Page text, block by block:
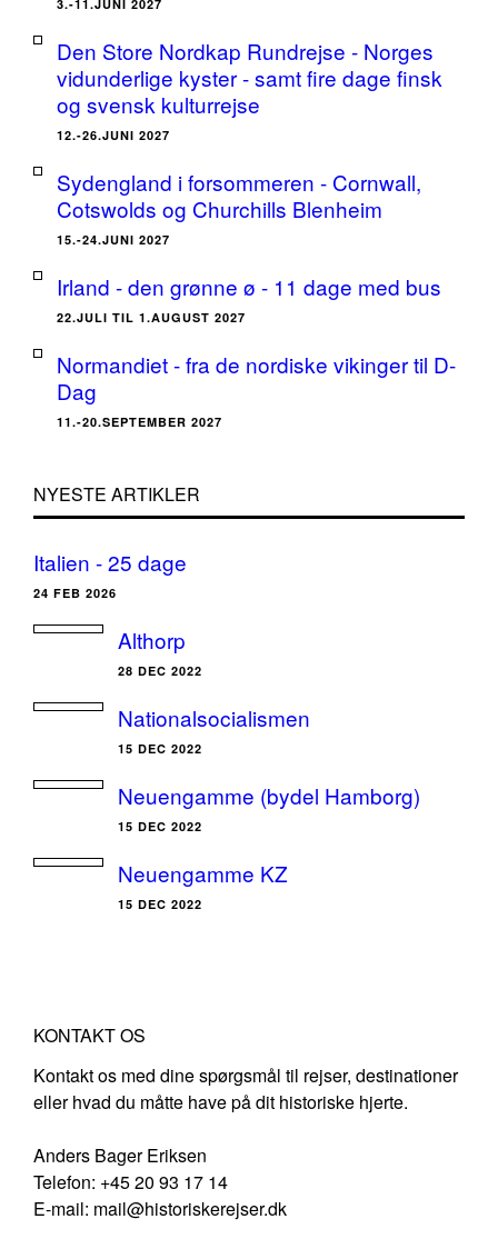
3.-11.JUNI 2027
Den Store Nordkap Rundrejse - Norges
vidunderlige kyster - samt fire dage finsk
og svensk kulturrejse
12.-26.JUNI 2027
Sydengland i forsommeren - Cornwall,
Cotswolds og Churchills Blenheim
15.-24.JUNI 2027
Irland - den grønne ø - 11 dage med bus
22.JULI TIL 1.AUGUST 2027
Normandiet - fra de nordiske vikinger til D-
Dag
11.-20.SEPTEMBER 2027
NYESTE ARTIKLER
Italien - 25 dage
24 FEB 2026
Althorp
28 DEC 2022
Nationalsocialismen
15 DEC 2022
Neuengamme (bydel Hamborg)
15 DEC 2022
Neuengamme KZ
15 DEC 2022
KONTAKT OS
Kontakt os med dine spørgsmål til rejser, destinationer
eller hvad du måtte have på dit historiske hjerte.
Anders Bager Eriksen
Telefon: +45 20 93 17 14
E-mail: mail@historiskerejser.dk